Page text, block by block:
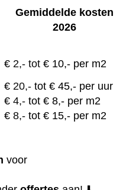
Gemiddelde kosten
2026
€ 2,- tot € 10,- per m2
€ 20,- tot € 45,- per uur
€ 4,- tot € 8,- per m2
€ 8,- tot € 15,- per m2
voor